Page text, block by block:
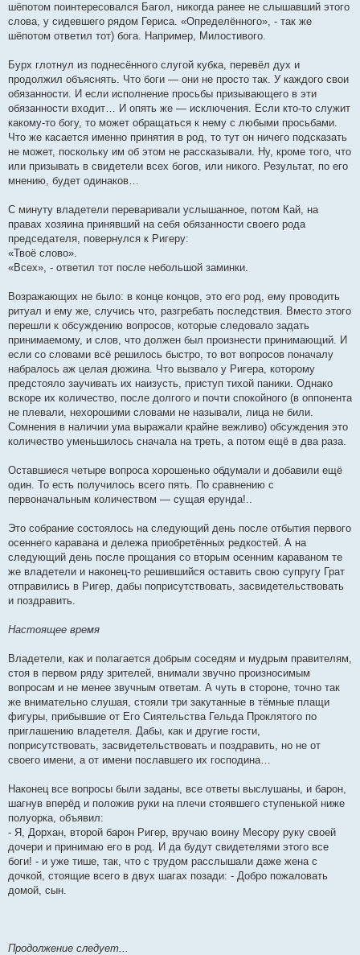
шёпотом поинтересовался Багол, никогда ранее не слышавший этого
слова, у сидевшего рядом Гериса. «Определённого», - так же
шёпотом ответил тот) бога. Например, Милостивого.
Бурх глотнул из поднесённого слугой кубка, перевёл дух и
продолжил объяснять. Что боги — они не просто так. У каждого свои
обязанности. И если исполнение просьбы призывающего в эти
обязанности входит… И опять же — исключения. Если кто-то служит
какому-то богу, то может обращаться к нему с любыми просьбами.
Что же касается именно принятия в род, то тут он ничего подсказать
не может, поскольку им об этом не рассказывали. Ну, кроме того, что
или призывать в свидетели всех богов, или никого. Результат, по его
мнению, будет одинаков…
С минуту владетели переваривали услышанное, потом Кай, на
правах хозяина принявший на себя обязанности своего рода
председателя, повернулся к Ригеру:
«Твоё слово».
«Всех», - ответил тот после небольшой заминки.
Возражающих не было: в конце концов, это его род, ему проводить
ритуал и ему же, случись что, разгребать последствия. Вместо этого
перешли к обсуждению вопросов, которые следовало задать
принимаемому, и слов, что должен был произнести принимающий. И
если со словами всё решилось быстро, то вот вопросов поначалу
набралось аж целая дюжина. Что вызвало у Ригера, которому
предстояло заучивать их наизусть, приступ тихой паники. Однако
вскоре их количество, после долгого и почти спокойного (в оппонента
не плевали, нехорошими словами не называли, лица не били.
Сомнения в наличии ума выражали крайне вежливо) обсуждения это
количество уменьшилось сначала на треть, а потом ещё в два раза.
Оставшиеся четыре вопроса хорошенько обдумали и добавили ещё
один. То есть получилось всего пять. По сравнению с
первоначальным количеством — сущая ерунда!..
Это собрание состоялось на следующий день после отбытия первого
осеннего каравана и дележа приобретённых редкостей. А на
следующий день после прощания со вторым осенним караваном те
же владетели и наконец-то решившийся оставить свою супругу Грат
отправились в Ригер, дабы поприсутствовать, засвидетельствовать
и поздравить.
Настоящее время
Владетели, как и полагается добрым соседям и мудрым правителям,
стоя в первом ряду зрителей, внимали звучно произносимым
вопросам и не менее звучным ответам. А чуть в стороне, точно так
же внимательно слушая, стояли три закутанные в тёмные плащи
фигуры, прибывшие от Его Сиятельства Гельда Проклятого по
приглашению владетеля. Дабы, как и другие гости,
поприсутствовать, засвидетельствовать и поздравить, но не от
своего имени, а от имени пославшего их господина…
Наконец все вопросы были заданы, все ответы выслушаны, и барон,
шагнув вперёд и положив руки на плечи стоявшего ступенькой ниже
полуорка, объявил:
- Я, Дорхан, второй барон Ригер, вручаю воину Месору руку своей
дочери и принимаю его в род. И да будут свидетелями этого все
боги! - и уже тише, так, что с трудом расслышали даже жена с
дочкой, стоящие всего в двух шагах позади: - Добро пожаловать
домой, сын.
Продолжение следует...